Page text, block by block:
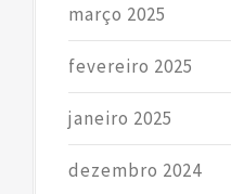
março 2025
fevereiro 2025
janeiro 2025
dezembro 2024